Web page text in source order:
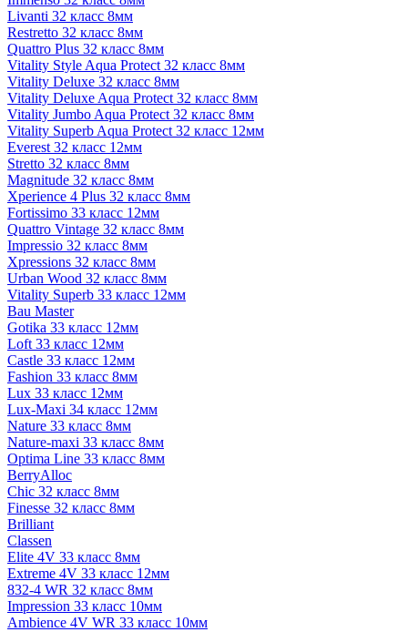
Livanti 32 класс 8мм
Restretto 32 класс 8мм
Quattro Plus 32 класс 8мм
Vitality Style Aqua Protect 32 класс 8мм
Vitality Deluxe 32 класс 8мм
Vitality Deluxe Aqua Protect 32 класс 8мм
Vitality Jumbo Aqua Protect 32 класс 8мм
Vitality Superb Aqua Protect 32 класс 12мм
Everest 32 класс 12мм
Stretto 32 класс 8мм
Magnitude 32 класс 8мм
Xperience 4 Plus 32 класс 8мм
Fortissimo 33 класс 12мм
Quattro Vintage 32 класс 8мм
Impressio 32 класс 8мм
Xpressions 32 класс 8мм
Urban Wood 32 класс 8мм
Vitality Superb 33 класс 12мм
Bau Master
Gotika 33 класс 12мм
Loft 33 класс 12мм
Castle 33 класс 12мм
Fashion 33 класс 8мм
Lux 33 класс 12мм
Lux-Maxi 34 класс 12мм
Nature 33 класс 8мм
Nature-maxi 33 класс 8мм
Optima Line 33 класс 8мм
BerryAlloc
Chic 32 класс 8мм
Finesse 32 класс 8мм
Brilliant
Classen
Elite 4V 33 класс 8мм
Extreme 4V 33 класс 12мм
832-4 WR 32 класс 8мм
Impression 33 класс 10мм
Ambience 4V WR 33 класс 10мм